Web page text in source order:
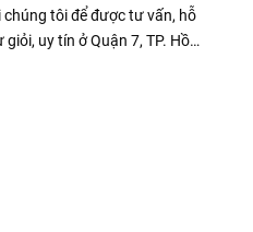
chúng tôi để được tư vấn, hỗ
uy tín ở Quận 7, TP. Hồ
mắc như: